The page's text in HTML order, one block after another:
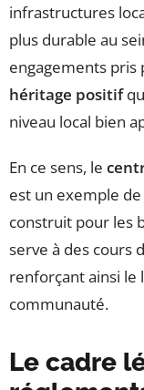
infrastructures
plus durable au
engagements pris
héritage positif
niveau local bien
En ce sens, le
est un exemple
construit pour les
serve à des cours
renforçant ainsi le
communauté.
Le cadre